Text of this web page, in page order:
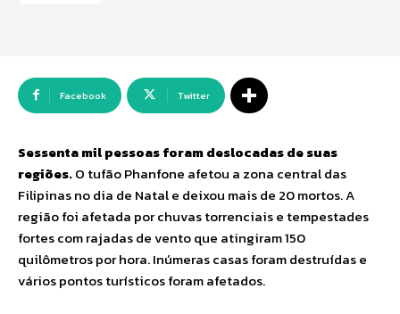
Facebook Twitter
Sessenta mil pessoas foram deslocadas de suas
regiões.O tufão Phanfone afetou a zona central das
Filipinas no dia de Natal e deixou mais de 20 mortos. A
região foi afetada por chuvas torrenciais e tempestades
fortes com rajadas de vento que atingiram 150
quilômetros por hora. Inúmeras casas foram destruídas e
vários pontos turísticos foram afetados.